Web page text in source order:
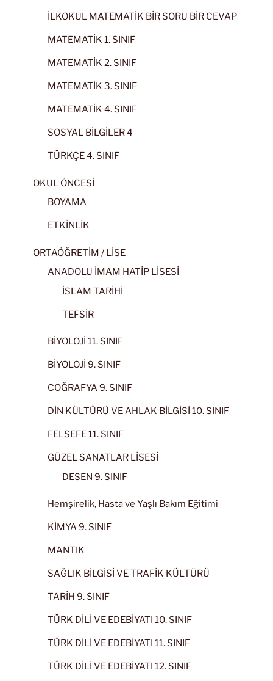
İLKOKUL MATEMATİK BİR SORU BİR CEVAP
MATEMATİK 1. SINIF
MATEMATİK 2. SINIF
MATEMATİK 3. SINIF
MATEMATİK 4. SINIF
SOSYAL BİLGİLER 4
TÜRKÇE 4. SINIF
OKUL ÖNCESİ
BOYAMA
ETKİNLİK
ORTAÖĞRETİM / LİSE
ANADOLU İMAM HATİP LİSESİ
İSLAM TARİHİ
TEFSİR
BİYOLOJİ 11. SINIF
BİYOLOJİ 9. SINIF
COĞRAFYA 9. SINIF
DİN KÜLTÜRÜ VE AHLAK BİLGİSİ 10. SINIF
FELSEFE 11. SINIF
GÜZEL SANATLAR LİSESİ
DESEN 9. SINIF
Hemşirelik, Hasta ve Yaşlı Bakım Eğitimi
KİMYA 9. SINIF
MANTIK
SAĞLIK BİLGİSİ VE TRAFİK KÜLTÜRÜ
TARİH 9. SINIF
TÜRK DİLİ VE EDEBİYATI 10. SINIF
TÜRK DİLİ VE EDEBİYATI 11. SINIF
TÜRK DİLİ VE EDEBİYATI 12. SINIF